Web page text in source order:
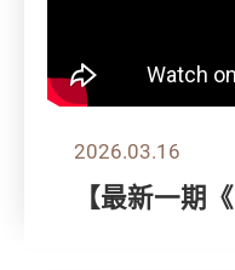
2026.03.16
【最新一期